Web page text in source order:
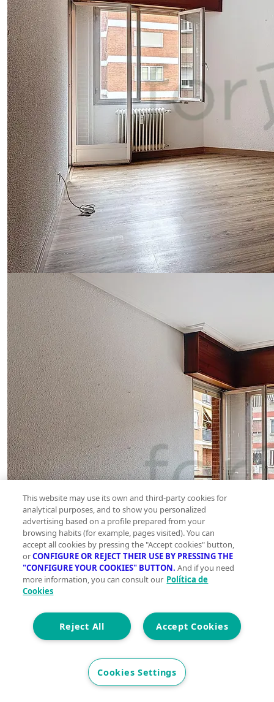
This website may use its own and third-party cookies for
analytical purposes, and to show you personalized
advertising based on a profile prepared from your
browsing habits (for example, pages visited). You can
accept all cookies by pressing the "Accept cookies" button,
orCONFIGURE OR REJECT THEIR USE BY PRESSING THE
"CONFIGURE YOUR COOKIES" BUTTON. And if you need
more information, you can consult our Política de
Cookies
Accept Cookies
Reject All
Cookies Settings